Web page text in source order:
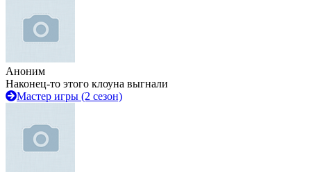
Аноним
Наконец-то этого клоуна выгнали
Мастер игры (2 сезон)